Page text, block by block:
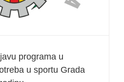
programa u
u sportu Grada